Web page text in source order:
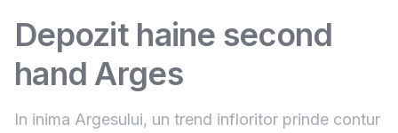
Depozit haine second
hand Arges
In inima Argesului, un trend infloritor prinde contur